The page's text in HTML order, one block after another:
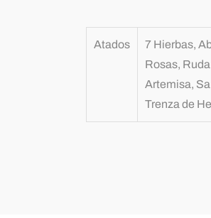
Atados
7 Hierbas,
Rosas,
Artemisa,
Trenza de